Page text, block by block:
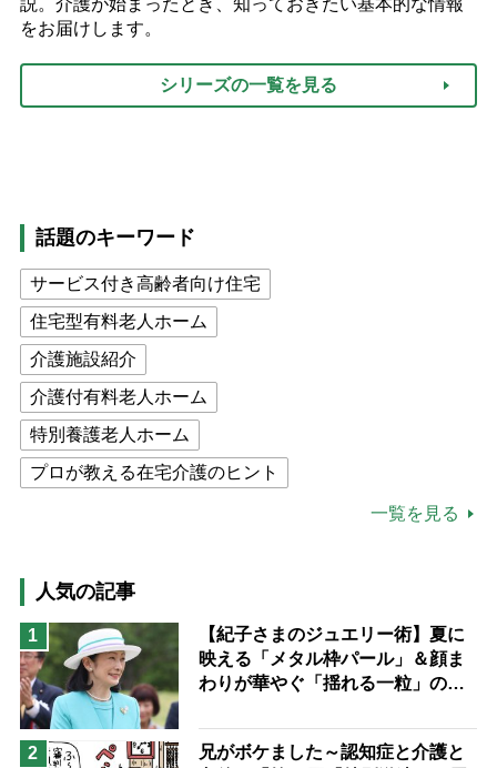
説。介護が始まったとき、知っておきたい基本的な情報
をお届けします。
シリーズの一覧を見る
話題のキーワード
サービス付き高齢者向け住宅
住宅型有料老人ホーム
介護施設紹介
介護付有料老人ホーム
特別養護老人ホーム
プロが教える在宅介護のヒント
猫が母になつきません
息子の遠距離介護サバイバル術
兄がボケました
便利なサービス
予防法
一覧を見る
人気の記事
1
【紀子さまのジュエリー術】夏に
映える「メタル枠パール」＆顔ま
わりが華やぐ「揺れる一粒」の使
2
兄がボケました～認知症と介護と